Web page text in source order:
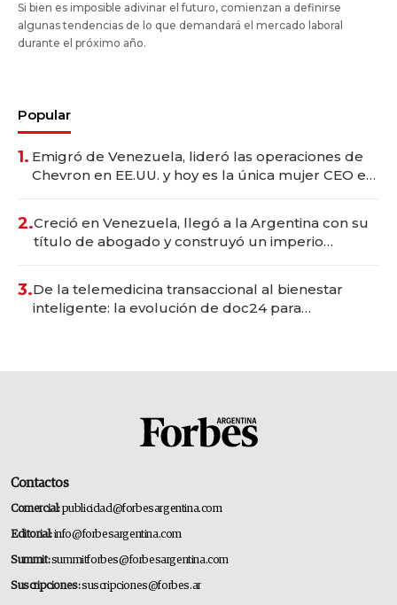
Si bien es imposible adivinar el futuro, comienzan a definirse
algunas tendencias de lo que demandará el mercado laboral
durante el próximo año.
Popular
1. Emigró de Venezuela, lideró las operaciones de
Chevron en EE.UU. y hoy es la única mujer CEO en
2.Creció en Venezuela, llegó a la Argentina con su
título de abogado y construyó un imperio
3.De la telemedicina transaccional al bienestar
inteligente: la evolución de doc24 para
Contactos
Comercial:publicidad@forbesargentina.com
Editorial:info@forbesargentina.com
Summit:summitforbes@forbesargentina.com
Suscripciones:suscripciones@forbes.ar